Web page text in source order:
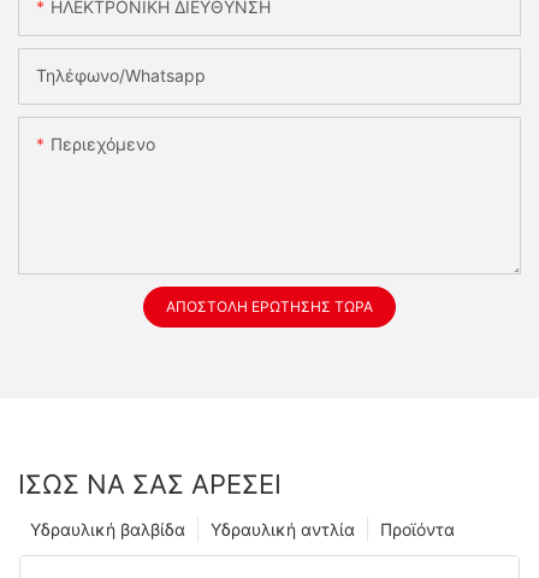
ΗΛΕΚΤΡΟΝΙΚΗ ΔΙΕΥΘΥΝΣΗ
Τηλέφωνο/whatsapp
Περιεχόμενο
ΑΠΟΣΤΟΛΉ ΕΡΏΤΗΣΗΣ ΤΏΡΑ
ΊΣΩΣ ΝΑ ΣΑΣ ΑΡΈΣΕΙ
Προϊόντα
Υδραυλική αντλία
Υδραυλική βαλβίδα